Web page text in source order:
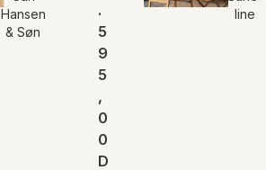
Hansen
& Søn
.
5
9
5
,
0
0
D
line